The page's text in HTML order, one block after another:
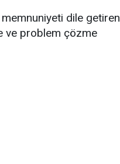
dile getiren
ve problem çözme